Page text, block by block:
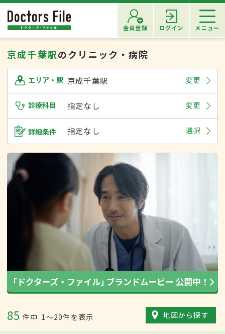
会員登録 ログイン メニュー
京成千葉駅のクリニック・病院
エリア・駅 京成千葉駅 変更
診療科目 指定なし 変更
詳細条件 指定なし 選択
85 件中 1〜20件を表示 地図から探す